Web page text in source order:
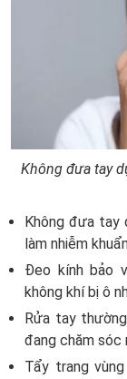
Không đưa tay
Không đưa tay
làm nhiễm
Đeo kính bảo
không khí bị ô
Rửa tay
đang chăm sóc
Tẩy trang